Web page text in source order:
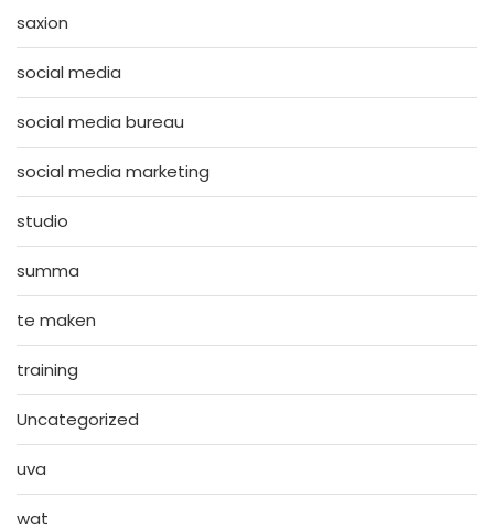
saxion
social media
social media bureau
social media marketing
studio
summa
te maken
training
Uncategorized
uva
wat